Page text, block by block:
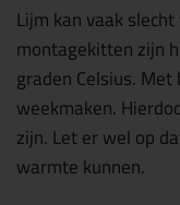
Lijm kan vaak
montagekitten zijn
graden Celsius.
weekmaken.
zijn. Let er wel op
warmte kunnen.